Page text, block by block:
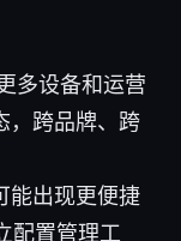
多设备和运营
，跨品牌、跨
能出现更便捷
配置管理工